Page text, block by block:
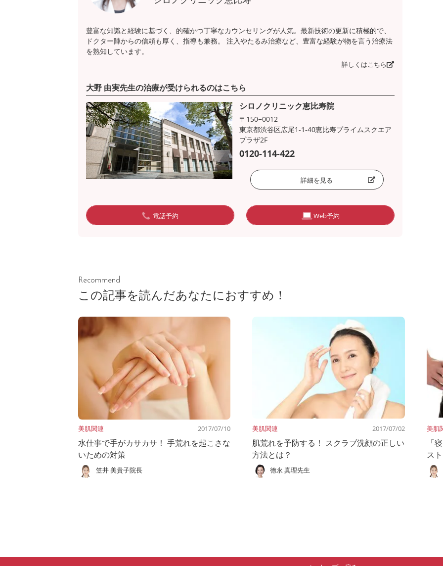
豊富な知識と経験に基づく、的確かつ丁寧なカウンセリングが人気。最新技術の更新に積極的で、
ドクター陣からの信頼も厚く、指導も兼務。 注入やたるみ治療など、豊富な経験が物を言う治療法
を熟知しています。
詳しくはこちら
大野 由実先生の治療が受けられるのはこちら
シロノクリニック恵比寿院
〒150−0012
東京都渋谷区広尾1-1-40恵比寿プライムスクエア
プラザ2F
0120-114-422
詳細を見る
電話予約 Web予約
Recommend
この記事を読んだあなたにおすすめ！
美肌関連 2017/07/10
水仕事で手がカサカサ！ 手荒れを起こさな
いための対策
笠井 美貴子院長
美肌関連 2017/07/02
肌荒れを予防する！ スクラブ洗顔の正しい
方法とは？
徳永 真理先生
美肌
「
ス